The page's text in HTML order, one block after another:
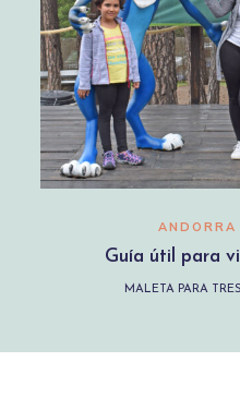
ANDORRA
Guía útil para
MALETA PARA TRES